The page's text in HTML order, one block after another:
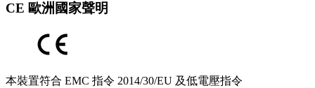
CE 歐洲國家聲明
本裝置符合 EMC 指令 2014/30/EU 及低電壓指令